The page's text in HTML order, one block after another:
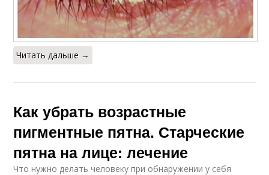
Читать дальше →
Как убрать возрастные
пигментные пятна. Старческие
пятна на лице: лечение
Что нужно делать человеку при обнаружении у себя